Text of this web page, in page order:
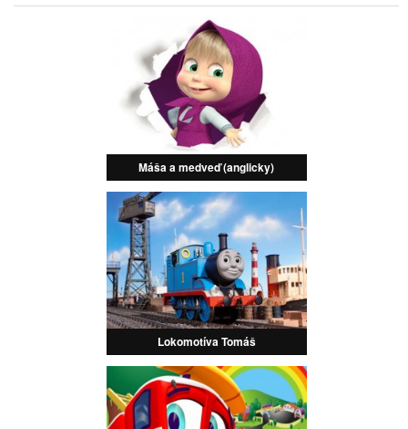
Máša a medveď (anglicky)
Lokomotíva Tomáš